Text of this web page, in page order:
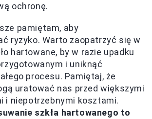
ochronę.
pamiętam, aby
ryzyko. Warto zaopatrzyć się w
hartowane, by w razie upadku
i uniknąć
procesu. Pamiętaj, że
uratować nas przed większymi
i niepotrzebnymi kosztami.
szkła hartowanego to